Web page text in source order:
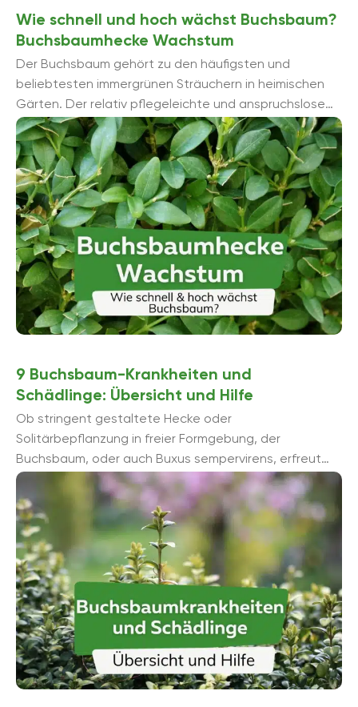
Wie schnell und hoch wächst Buchsbaum?
Buchsbaumhecke Wachstum
Der Buchsbaum gehört zu den häufigsten und
beliebtesten immergrünen Sträuchern in heimischen
Gärten. Der relativ pflegeleichte und anspruchslose
Strauch wird in Parks, Schlossgärten und ...
9 Buchsbaum-Krankheiten und
Schädlinge: Übersicht und Hilfe
Ob stringent gestaltete Hecke oder
Solitärbepflanzung in freier Formgebung, der
Buchsbaum, oder auch Buxus sempervirens, erfreut
sich auf Grund seiner hohen gestalterischen Vielfalt
großer Beliebtheit. Umso größer ...